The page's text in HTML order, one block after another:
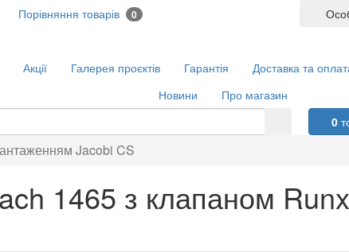
Порівняння товарів 0
Акції Галерея проєктів Гарантія Доставка та
Новини
Про магазин
0
Jacobi CS
1465 з клапаном